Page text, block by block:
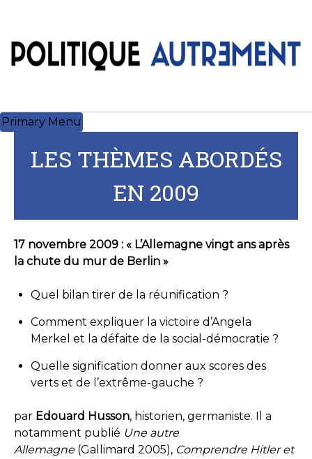
content
Primary Menu
LES THÈMES ABORDÉS
EN 2009
17 novembre 2009 : « L’Allemagne vingt ans après
la chute du mur de Berlin »
Quel bilan tirer de la réunification ?
Comment expliquer la victoire d’Angela
Merkel et la défaite de la social-démocratie ?
Quelle signification donner aux scores des
verts et de l’extrême-gauche ?
par Edouard Husson, historien, germaniste. Il a
notamment publié Une autre
Allemagne(Gallimard 2005), Comprendre Hitler et